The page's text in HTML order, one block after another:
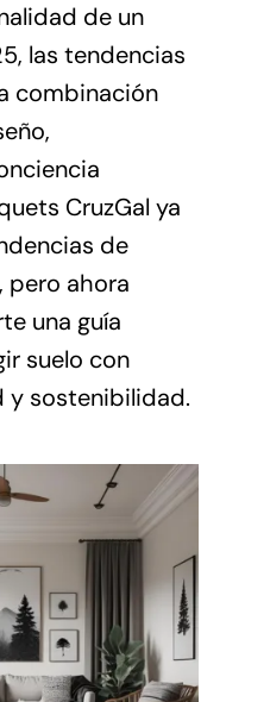
de un
las tendencias
combinación
CruzGal ya
de
pero ahora
una guía
suelo con
y sostenibilidad.